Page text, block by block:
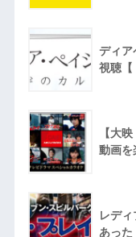
ディア
視聴【
【大
動画を
レデ
あった